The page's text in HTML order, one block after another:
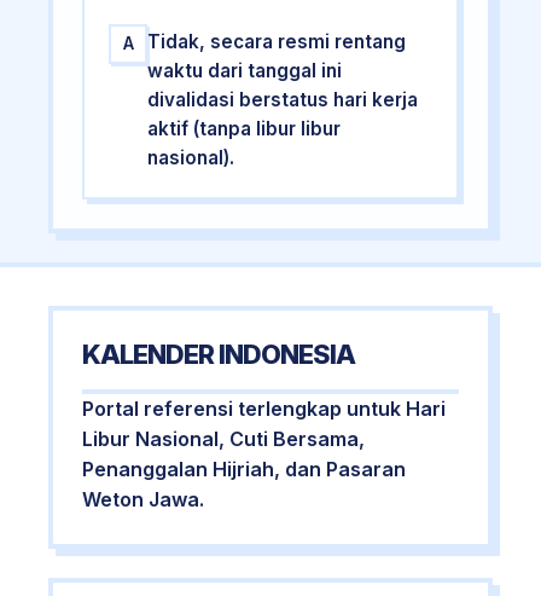
A
Tidak, secara resmi rentang
waktu dari tanggal ini
divalidasi berstatus hari kerja
aktif (tanpa libur libur
nasional).
KALENDER INDONESIA
Portal referensi terlengkap untuk Hari
Libur Nasional, Cuti Bersama,
Penanggalan Hijriah, dan Pasaran
Weton Jawa.